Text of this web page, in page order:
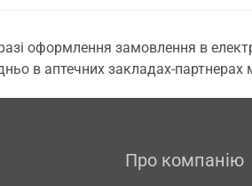
оформлення замовлення в
в аптечних закладах-
Про компанію